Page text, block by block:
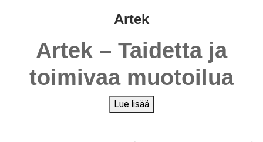
Artek
Artek – Taidetta ja
toimivaa muotoilua
Lue lisää